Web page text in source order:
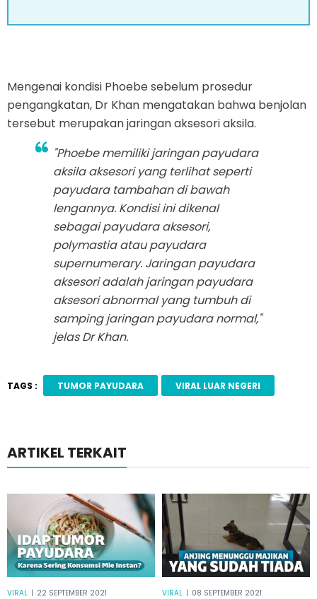
Mengenai kondisi Phoebe sebelum prosedur
pengangkatan, Dr Khan mengatakan bahwa benjolan
tersebut merupakan jaringan aksesori aksila.
"Phoebe memiliki jaringan payudara
aksila aksesori yang terlihat seperti
payudara tambahan di bawah
lengannya. Kondisi ini dikenal
sebagai payudara aksesori,
polymastia atau payudara
supernumerary. Jaringan payudara
aksesori adalah jaringan payudara
aksesori abnormal yang tumbuh di
samping jaringan payudara normal,"
jelas Dr Khan.
TAGS : TUMOR PAYUDARA VIRAL LUAR NEGERI
ARTIKEL TERKAIT
VIRAL | 22 SEPTEMBER 2021 VIRAL | 08 SEPTEMBER 2021